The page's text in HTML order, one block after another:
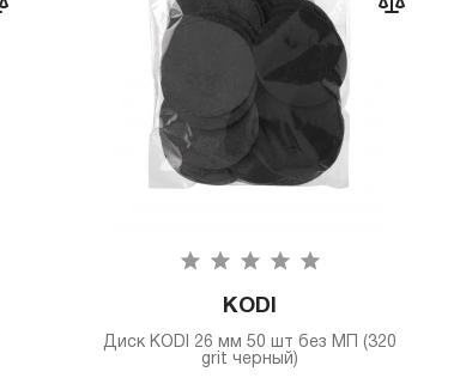
KODI
Диск KODI 26 мм 50 шт без МП (320
grit черный)